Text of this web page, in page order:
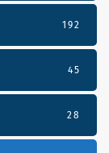
192
45
28